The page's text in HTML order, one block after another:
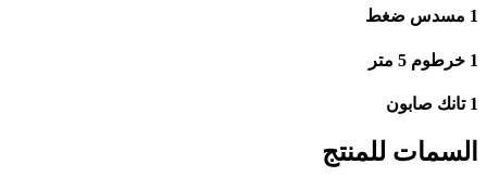
1 مسدس ضغط
1 خرطوم 5 متر
1 تانك صابون
السمات للمنتج